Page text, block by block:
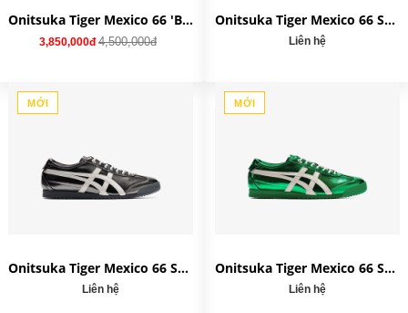
Onitsuka Tiger Mexico 66 'Birch India Ink' DL408-1659
3,850,000đ 4,500,000đ
Onitsuka Tiger Mexico 66 SD 'Pale Mint' 1183C468-300
Liên hệ
MỚI
Onitsuka Tiger Mexico 66 SD 'Metropolis' 1183C468-020
Liên hệ
MỚI
Onitsuka Tiger Mexico 66 SD 'Jade' 1183C468-301
Liên hệ